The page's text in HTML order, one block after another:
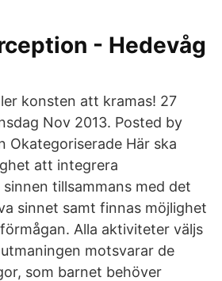
- Hedevåg
konsten att kramas! 27
Nov 2013. Posted by
Okategoriserade Här ska
att integrera
tillsammans med det
sinnet samt finnas möjlighet
Alla aktiviteter väljs
motsvarar de
som barnet behöver